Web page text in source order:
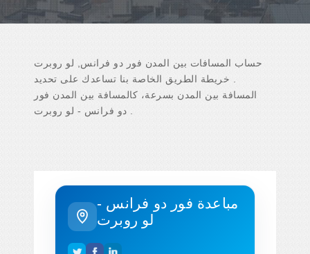
حساب المسافات بين المدن فور دو فرانس, لو روبرت
. خريطة الطريق الخاصة بنا تساعدك على تحديد
المسافة بين المدن بسرعة، كالمسافة بين المدن فور
مباعدة فور دو فرانس -
لو روبرت